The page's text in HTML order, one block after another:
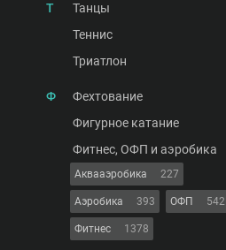
Т Танцы
Теннис
Триатлон
Ф Фехтование
Фигурное катание
Фитнес, ОФП и аэробика
Аквааэробика 227
Аэробика 393 ОФП 542
Фитнес 1378